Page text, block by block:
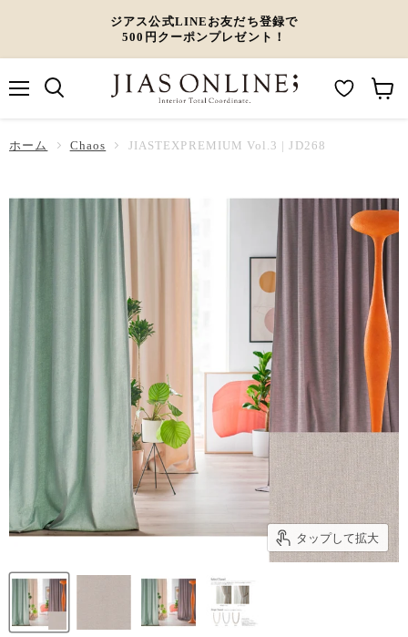
ジアス公式LINEお友だち登録で
500円クーポンプレゼント！
ー
h
見
る
ホーム Chaos JIASTEXPREMIUM Vol.3 | JD268
タップして拡大